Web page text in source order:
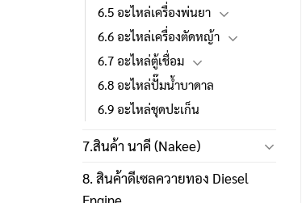
6.5 อะไหล่เครื่องพ่นยา
6.6 อะไหล่เครื่องตัดหญ้า
6.7 อะไหล่ตู้เชื่อม
6.8 อะไหล่ปั๊มน้ำบาดาล
6.9 อะไหล่ชุดปะเก็น
7.สินค้า นาคี (Nakee)
8. สินค้าดีเซลควายทอง Diesel